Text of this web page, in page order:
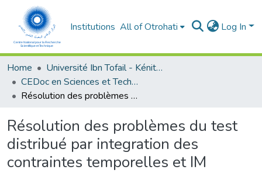
Institutions All of Otrohati Log In
Home
Université Ibn Tofail - Kénitra
CEDoc en Sciences et Techniques et Sciences Médicales (CED - STSM)
Résolution des problèmes du test distribué par integration des contraintes temporelles et IM
Résolution des problèmes du test
distribué par integration des
contraintes temporelles et IM